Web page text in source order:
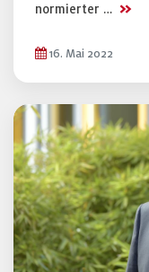
normierter … >>
16. Mai 2022